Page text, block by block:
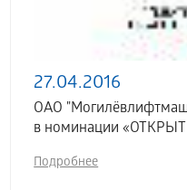
27.04.2016
ОАО
в номинации
Подробнее